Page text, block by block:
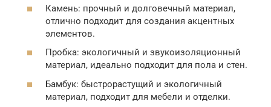
Камень: прочный и долговечный материал,
отлично подходит для создания акцентных
элементов.
Пробка: экологичный и звукоизоляционный
материал, идеально подходит для пола и стен.
Бамбук: быстрорастущий и экологичный
материал, подходит для мебели и отделки.